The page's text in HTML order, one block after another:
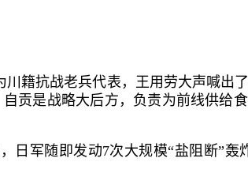
籍抗战老兵代表，王用劳大声喊出
贡是战略大后方，负责为前线供给
日军随即发动7次大规模“盐阻断”轰